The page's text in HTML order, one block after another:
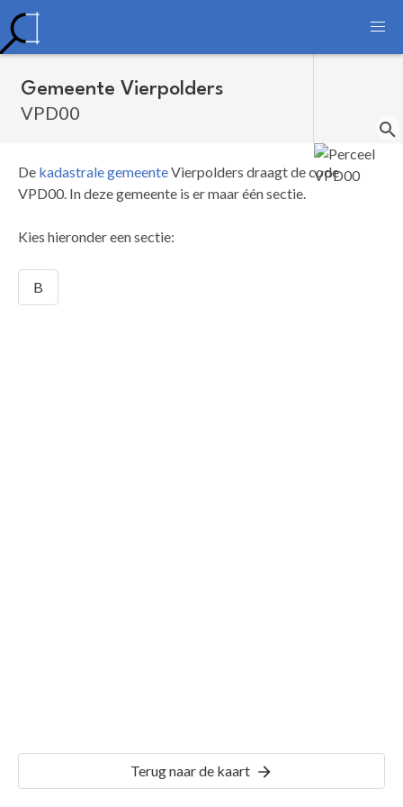
Gemeente Vierpolders
VPD00
De kadastrale gemeenteVierpolders draagt de code
VPD00. In deze gemeente is er maar één sectie.
Kies hieronder een sectie:
B
Terug naar de kaart
VPD00